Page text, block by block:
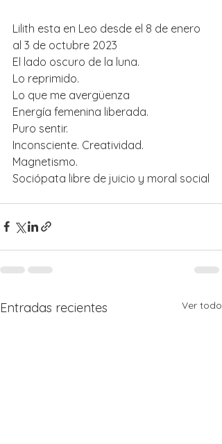
Lilith esta en Leo desde el 8 de enero
al 3 de octubre 2023
El lado oscuro de la luna.
Lo reprimido.
Lo que me avergüenza
Energía femenina liberada.
Puro sentir.
Inconsciente. Creatividad.
Magnetismo.
Sociópata libre de juicio y moral social
Entradas recientes Ver todo